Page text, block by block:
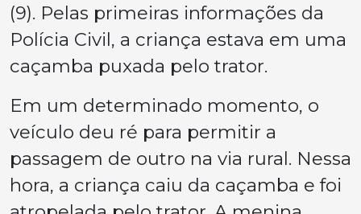
(9). Pelas primeiras informações da
Polícia Civil, a criança estava em uma
caçamba puxada pelo trator.
Em um determinado momento, o
veículo deu ré para permitir a
passagem de outro na via rural. Nessa
hora, a criança caiu da caçamba e foi